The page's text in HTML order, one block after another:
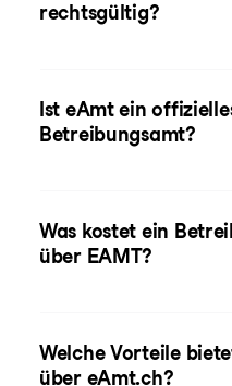
rechtsgültig?
Ist eAmt ein
Betreibungsamt?
Was kostet ein
über EAMT?
Welche Vorteile
über eAmt.ch?